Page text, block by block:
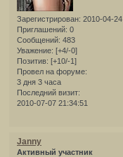
Зарегистрирован: 2010-04-24
Приглашений: 0
Сообщений: 483
Уважение: [+4/-0]
Позитив: [+10/-1]
Провел на форуме:
3 дня 3 часа
Последний визит:
2010-07-07 21:34:51
Janny
Активный участник